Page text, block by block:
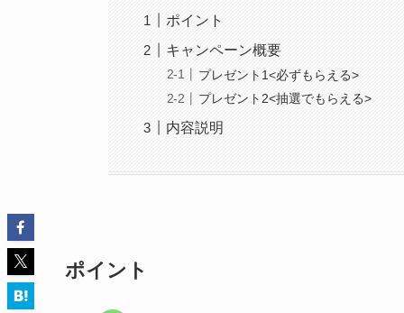
ポイント
キャンペーン概要
プレゼント1<必ずもらえる>
プレゼント2<抽選でもらえる>
内容説明
ポイント